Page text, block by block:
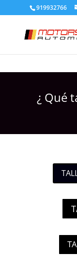
919932766
¿ Qué